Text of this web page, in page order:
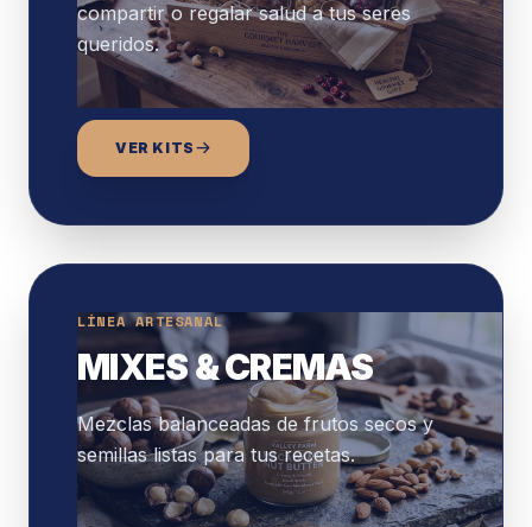
compartir o regalar salud a tus seres
queridos.
VER KITS
LÍNEA ARTESANAL
MIXES & CREMAS
Mezclas balanceadas de frutos secos y
semillas listas para tus recetas.